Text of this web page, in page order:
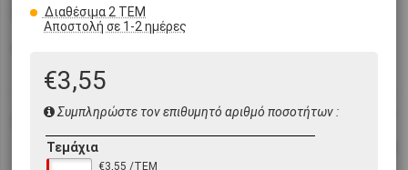
BLACK SATIN, RAW
Διαθέσιμα 2 ΤΕΜ
Αποστολή σε 1-2 ημέρες
€3,55
Συμπληρώστε τον επιθυμητό αριθμό ποσοτήτων :
Τεμάχια
€3,55 /ΤΕΜ